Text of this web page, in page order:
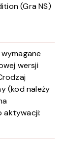
(Gra NS)
wersji
(kod należy
aktywacji: